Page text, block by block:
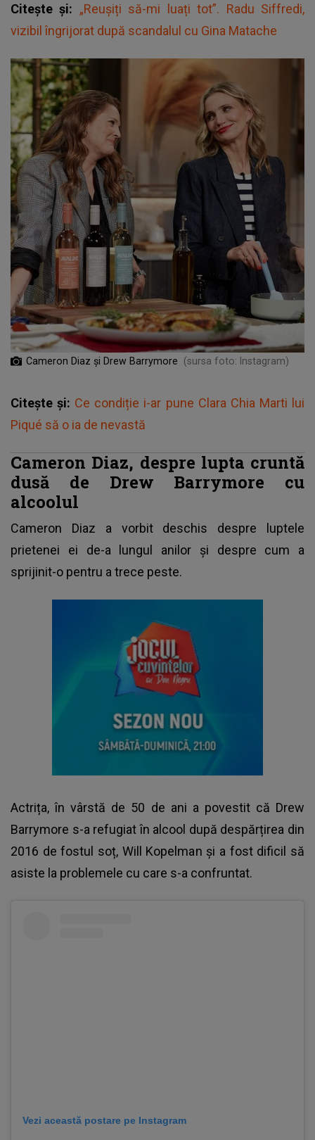
Citește și: „Reușiți să-mi luați tot”. Radu Siffredi,
vizibil îngrijorat după scandalul cu Gina Matache
Cameron Diaz și Drew Barrymore (sursa foto: Instagram)
Citește și: Ce condiție i-ar pune Clara Chia Marti lui
Piqué să o ia de nevastă
Cameron Diaz, despre lupta cruntă
dusă de Drew Barrymore cu
alcoolul
Cameron Diaz a vorbit deschis despre luptele
prietenei ei de-a lungul anilor și despre cum a
sprijinit-o pentru a trece peste.
Actrița, în vârstă de 50 de ani a povestit că Drew
Barrymore s-a refugiat în alcool după despărțirea din
2016 de fostul soț, Will Kopelman și a fost dificil să
asiste la problemele cu care s-a confruntat.
Vezi această postare pe Instagram